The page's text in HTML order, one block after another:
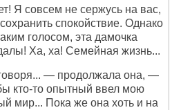
Я совсем не сержусь на вас,
спокойствие. Однако
голосом, эта дамочка
Ха, ха! Семейная жизнь...
— продолжала она, —
кто-то опытный ввел мою
мир... Пока же она хоть и на